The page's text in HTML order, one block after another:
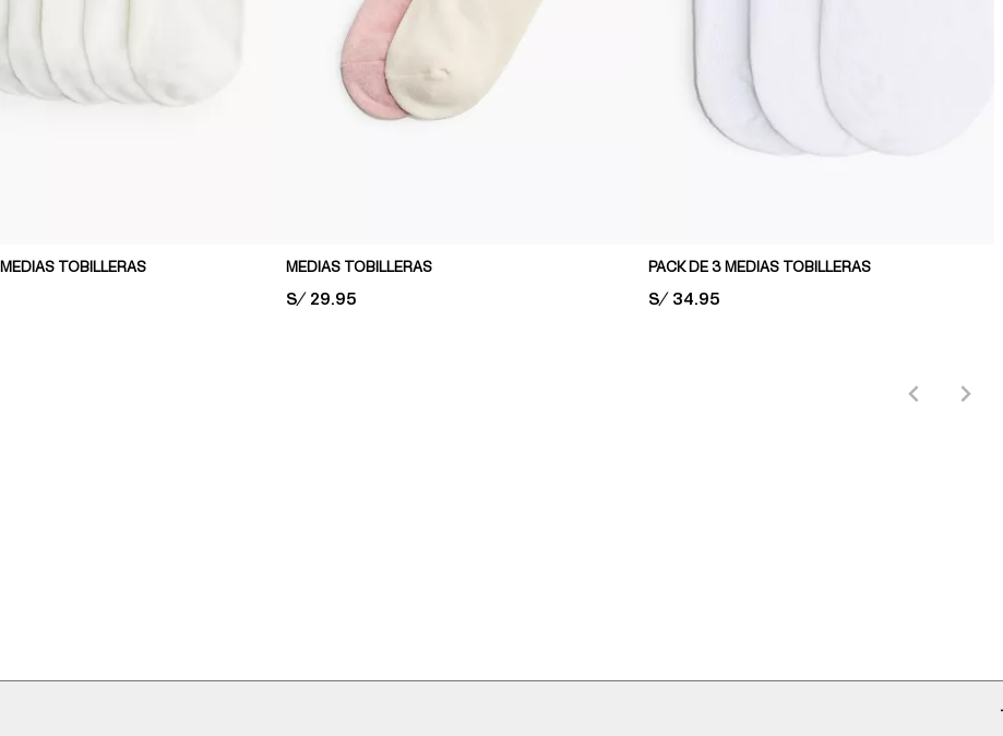
TOBILLERAS MEDIAS TOBILLERAS
PRICE:
S/ 29.95
PACK DE 3 MEDIAS TOBILLERAS
PRICE:
S/ 34.95